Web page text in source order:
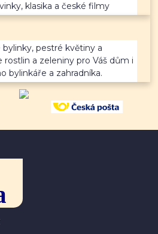
klasika a české filmy
pestré květiny a
a zeleniny pro Váš dům i
bylinkáře a zahradníka.